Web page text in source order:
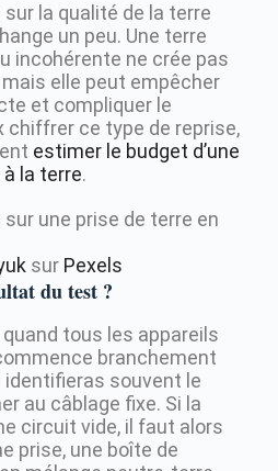
la qualité de la terre
un peu. Une terre
incohérente ne crée pas
elle peut empêcher
et compliquer le
chiffrer ce type de reprise,
estimer le budget d’une
la terre.
sur Pexels
du test ?
tous les appareils
branchement
souvent le
au câblage fixe. Si la
circuit vide, il faut alors
prise, une boîte de